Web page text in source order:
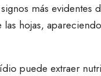
más evidentes
hojas,
puede extraer